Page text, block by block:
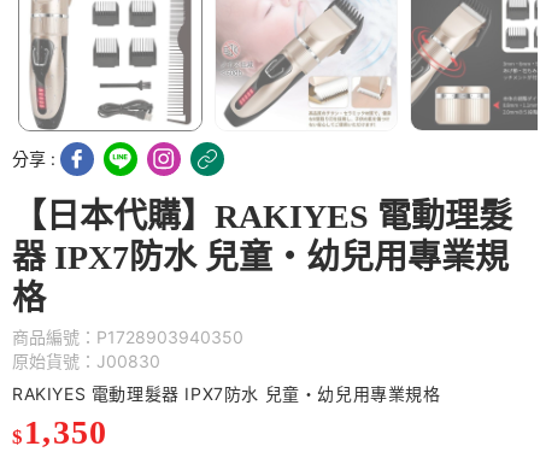
分享 :
【日本代購】RAKIYES 電動理髮
器 IPX7防水 兒童・幼兒用專業規
格
商品編號：P1728903940350
原始貨號：J00830
RAKIYES 電動理髮器 IPX7防水 兒童・幼兒用專業規格
$ 1,350